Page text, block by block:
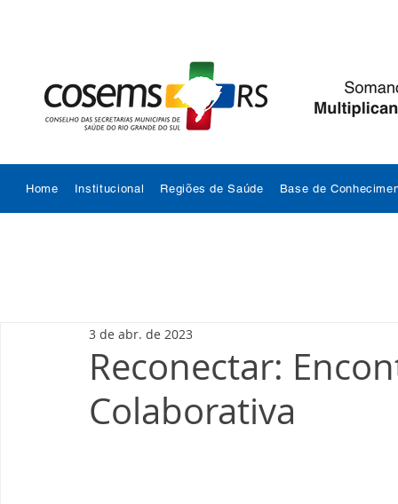
Home Institucional Regiões de Saúde Base de
Reconectar:
Colaborativa
3 de abr. de 2023